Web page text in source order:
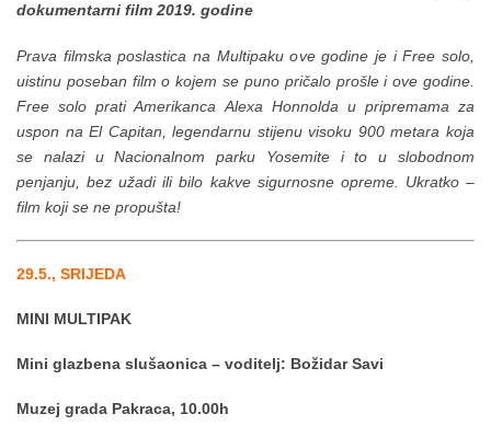
dokumentarni film 2019. godine
Prava filmska poslastica na Multipaku ove godine je i Free solo,
uistinu poseban film o kojem se puno pričalo prošle i ove godine.
Free solo prati Amerikanca Alexa Honnolda u pripremama za
uspon na El Capitan, legendarnu stijenu visoku 900 metara koja
se nalazi u Nacionalnom parku Yosemite i to u slobodnom
penjanju, bez užadi ili bilo kakve sigurnosne opreme. Ukratko –
film koji se ne propušta!
29.5., SRIJEDA
MINI MULTIPAK
Mini glazbena slušaonica – voditelj: Božidar Savi
Muzej grada Pakraca, 10.00h